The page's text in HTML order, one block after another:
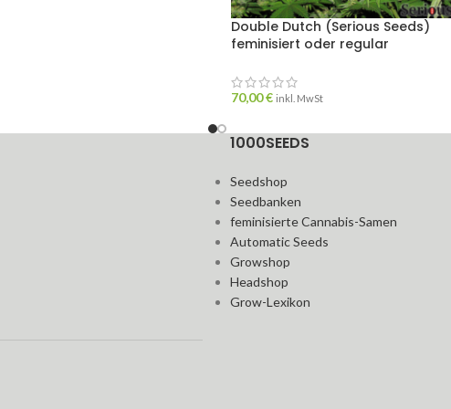
Double Dutch (Serious Seeds)
feminisiert oder regular
70,00€ inkl. MwSt
1000SEEDS
Seedshop
Seedbanken
feminisierte Cannabis-Samen
Automatic Seeds
Growshop
Headshop
Grow-Lexikon